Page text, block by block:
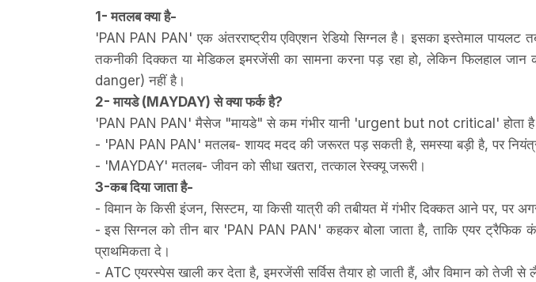
1- मतलब क्या है-
'PAN PAN PAN' एक अंतरराष्ट्रीय एविएशन रेडियो सिग्नल है। इसका इस्तेमाल पायलट
तकनीकी दिक्कत या मेडिकल इमरजेंसी का सामना करना पड़ रहा हो, लेकिन फिलहाल
danger) नहीं है।
2- मायडे (MAYDAY) से क्या फर्क है?
'PAN PAN PAN' मैसेज "मायडे" से कम गंभीर यानी 'urgent but not critical' होता
- 'PAN PAN PAN' मतलब- शायद मदद की जरूरत पड़ सकती है, समस्या बड़ी है, पर
- 'MAYDAY' मतलब- जीवन को सीधा खतरा, तत्काल रेस्क्यू जरूरी।
3-कब दिया जाता है-
- विमान के किसी इंजन, सिस्टम, या किसी यात्री की तबीयत में गंभीर दिक्कत आने पर, पर
- इस सिग्नल को तीन बार 'PAN PAN PAN' कहकर बोला जाता है, ताकि एयर ट्रैफिक
प्राथमिकता दे।
- ATC एयरस्पेस खाली कर देता है, इमरजेंसी सर्विस तैयार हो जाती हैं, और विमान को तेजी से